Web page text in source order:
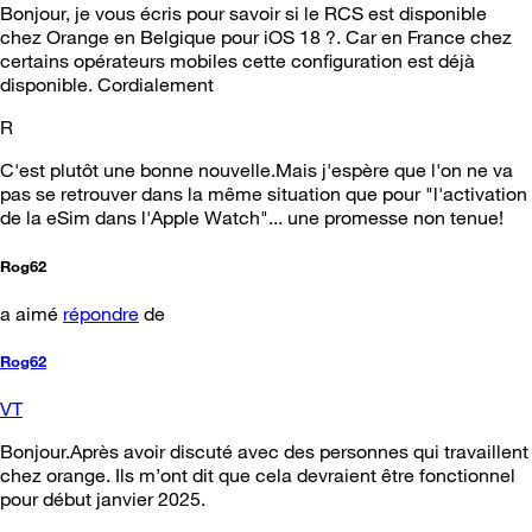
Bonjour, je vous écris pour savoir si le RCS est disponible
chez Orange en Belgique pour iOS 18 ?. Car en France chez
certains opérateurs mobiles cette configuration est déjà
disponible. Cordialement
R
C'est plutôt une bonne nouvelle.Mais j'espère que l'on ne va
pas se retrouver dans la même situation que pour "l'activation
de la eSim dans l'Apple Watch"... une promesse non tenue!
Rog62
a aimé répondre de
Rog62
VT
Bonjour.Après avoir discuté avec des personnes qui travaillent
chez orange. Ils m’ont dit que cela devraient être fonctionnel
pour début janvier 2025.